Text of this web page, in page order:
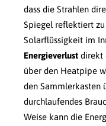
dass die Strahlen
Spiegel reflektiert
Solarflüssigkeit im
Energieverlust direkt
über den Heatpipe
den Sammlerkasten
durchlaufendes
Weise kann die